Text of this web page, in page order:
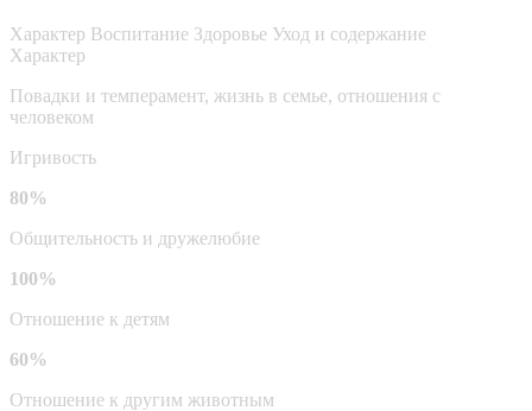
Характер Воспитание Здоровье Уход и содержание
Характер
Повадки и темперамент, жизнь в семье, отношения с
человеком
Игривость
80%
Общительность и дружелюбие
100%
Отношение к детям
60%
Отношение к другим животным